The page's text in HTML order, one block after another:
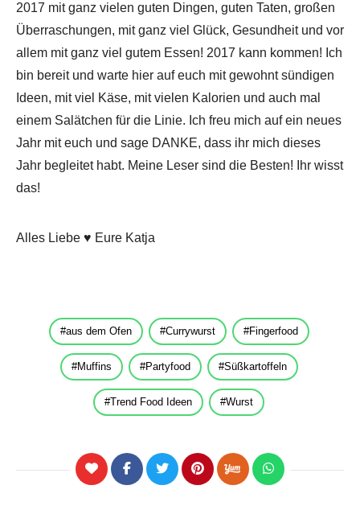
2017 mit ganz vielen guten Dingen, guten Taten, großen
Überraschungen, mit ganz viel Glück, Gesundheit und vor
allem mit ganz viel gutem Essen! 2017 kann kommen! Ich
bin bereit und warte hier auf euch mit gewohnt sündigen
Ideen, mit viel Käse, mit vielen Kalorien und auch mal
einem Salätchen für die Linie. Ich freu mich auf ein neues
Jahr mit euch und sage DANKE, dass ihr mich dieses
Jahr begleitet habt. Meine Leser sind die Besten! Ihr wisst
das!
Alles Liebe ♥ Eure Katja
aus dem Ofen Currywurst Fingerfood
Muffins Partyfood Süßkartoffeln
Trend Food Ideen Wurst